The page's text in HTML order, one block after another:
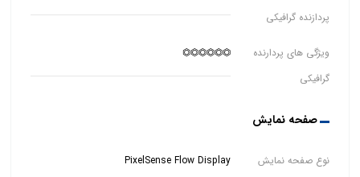
پردازنده گرافیکی
ویژگی های پردارنده
گرافیکی
⏣⏣⏣⏣⏣⏣
صفحه نمایش
نوع صفحه نمایش PixelSense Flow Display